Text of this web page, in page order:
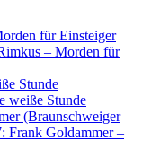
für Einsteiger
– Morden für
Stunde
weiße Stunde
(Braunschweiger
Frank Goldammer –